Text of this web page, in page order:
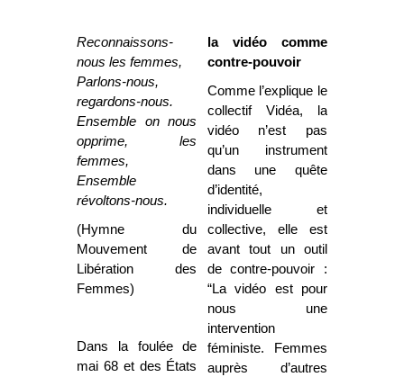
Reconnaissons-
nous les femmes,
Parlons-nous,
regardons-nous.
Ensemble on nous
opprime, les
femmes,
Ensemble
révoltons-nous.
(Hymne du
Mouvement de
Libération des
Femmes)
Dans la foulée de
mai 68 et des États
a vidéo comme
contre-pouvoir
Comme l’explique le
collectif Vidéa, la
vidéo n’est pas
qu’un instrument
dans une quête
d’identité,
individuelle et
collective, elle est
avant tout un outil
de contre-pouvoir :
“La vidéo est pour
nous une
intervention
féministe. Femmes
auprès d’autres